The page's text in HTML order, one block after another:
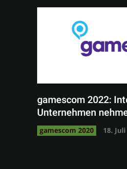
gamescom 2022:
Unternehmen
gamescom 2020 18.